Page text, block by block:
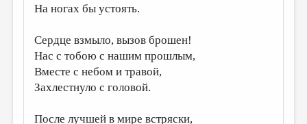
ИЗБРАННОЕ
ДАЙДЖЕСТ
ПРОИЗВЕДЕНИЯ
ПЕРЕВОДЫ
На ногах бы устоять.
Сердце взмыло, вызов брошен!
Нас с тобою с нашим прошлым,
Вместе с небом и травой,
Захлестнуло с головой.
После лучшей в мире встряски,